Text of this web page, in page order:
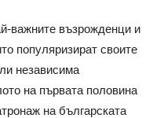
важните възрожденци и
популяризират своите
независима
на първата половина
на българската